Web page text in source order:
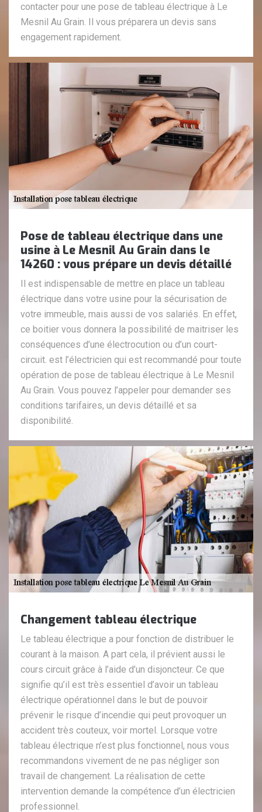
contacter pour une pose de tableau électrique à Le
Mesnil Au Grain. Il vous préparera un devis sans
engagement rapidement.
Pose de tableau électrique dans une
usine à Le Mesnil Au Grain dans le
14260 : vous prépare un devis détaillé
Il est indispensable de mettre en place un tableau
électrique dans votre usine pour la sécurisation de
votre immeuble, mais aussi de vos salariés. En effet,
ce boitier vous donnera la possibilité de maitriser les
conséquences d’une électrocution ou d’un court-
circuit. est l’électricien qui est recommandé pour toute
opération de pose de tableau électrique à Le Mesnil
Au Grain. Vous pouvez l’appeler pour demander ses
conditions tarifaires, un devis détaillé et sa
disponibilité.
Changement tableau électrique
Le tableau électrique a pour fonction de distribuer le
courant à la maison. A part cela, il prévient aussi le
cours circuit grâce à l’aide d’un disjoncteur. Ce que
signifie qu’il est très essentiel d’avoir un tableau
électrique opérationnel dans le but de pouvoir
prévenir le risque d’incendie qui peut provoquer un
accident très couteux, voir mortel. Lorsque votre
tableau électrique n’est plus fonctionnel, nous vous
recommandons vivement de ne pas négliger son
travail de changement. La réalisation de cette
intervention demande la compétence d’un électricien
professionnel.